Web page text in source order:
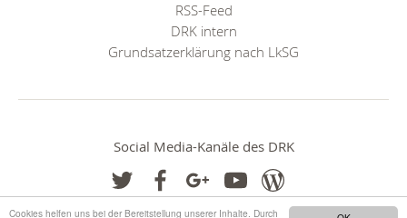
Cookies helfen uns bei der Bereitstellung unserer Inhalte. Durch
RSS-Feed
DRK intern
Grundsatzerklärung nach LkSG
Social Media-Kanäle des DRK